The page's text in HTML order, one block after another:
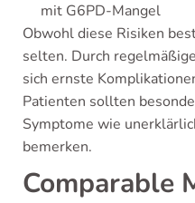
mit G6PD-Mangel
Obwohl diese Risiken
selten. Durch
sich ernste
Patienten sollten
Symptome wie
bemerken.
Comparable